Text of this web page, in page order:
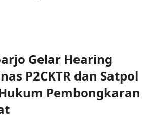
Gelar Hearing
P2CKTR dan Satpol
Pembongkaran